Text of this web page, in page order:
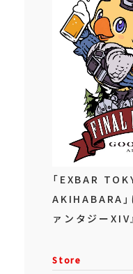
「EXBAR
AKIHABARA」
ァンタジー
Store